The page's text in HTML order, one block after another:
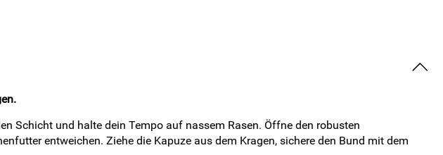
Schicht und halte dein Tempo auf nassem Rasen. Öffne den robusten
entweichen. Ziehe die Kapuze aus dem Kragen, sichere den Bund mit dem